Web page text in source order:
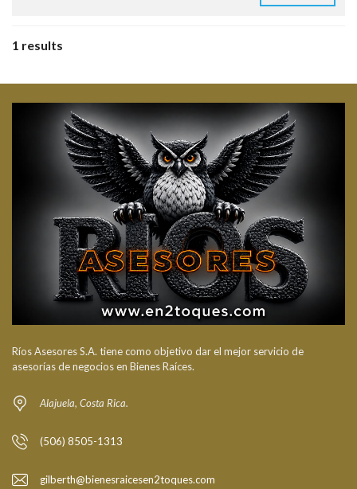
1 results
Ríos Asesores S.A. tiene como objetivo dar el mejor servicio de
asesorías de negocios en Bienes Raíces.
Alajuela, Costa Rica.
(506) 8505-1313
gilberth@bienesraicesen2toques.com